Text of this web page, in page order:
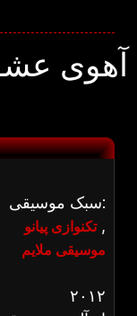
آهوی
سبک موسیقی:
تکنوازی پیانو,
موسیقی ملایم
۲۰۱۲